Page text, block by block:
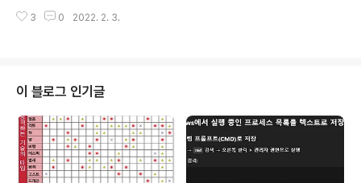
한국 특화된 대사가 꽤 있어서 재밌게 보고 왔어요. (스포가
주 하지를 못했어요..ㅜㅜ 코로나라 헌혈 양이 줄어들었다
aoj 네이버 지도 헌혈카페 미금점 map.naver.com 주차
가 된다고 해서 차를 가져갔는데, 주차장이 좀 복잡해요 ㅜ
ㅜ 다음엔 그냥 걸어갔다 와야겠어요. 운영시간 참고하시
구요. 한마음 혈액원은 별도 기념품이 있네요. 한마음 혈액
원에서만 100번 도전 해봐야겠네요. 기념품이 2년 전 보
다 많이 ..
3 0 2022. 2. 3.
이 블로그 인기글